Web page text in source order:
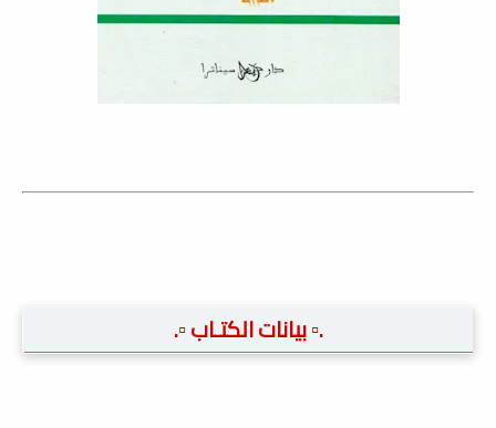
.▫️ بيانات الكتـاب ▫️.